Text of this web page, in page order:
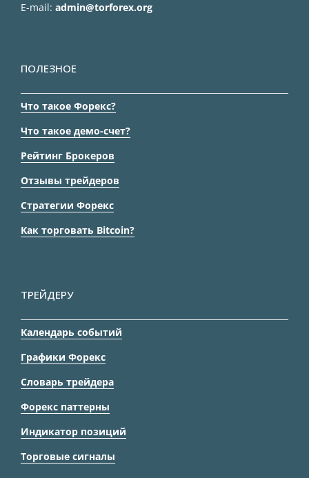
E-mail: admin@torforex.org
ПОЛЕЗНОЕ
Что такое Форекс?
Что такое демо-счет?
Рейтинг Брокеров
Отзывы трейдеров
Стратегии Форекс
Как торговать Bitcoin?
ТРЕЙДЕРУ
Календарь событий
Графики Форекс
Словарь трейдера
Форекс паттерны
Индикатор позиций
Торговые сигналы